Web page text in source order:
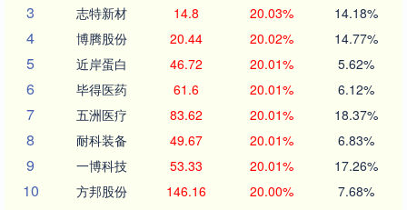
3 志特新材 14.8 20.03% 14.18%
4 博腾股份 20.44 20.02% 14.77%
5 近岸蛋白 46.72 20.01% 5.62%
6 毕得医药 61.6 20.01% 6.12%
7 五洲医疗 83.62 20.01% 18.37%
8 耐科装备 49.67 20.01% 6.83%
9 一博科技 53.33 20.01% 17.26%
10 方邦股份 146.16 20.00% 7.68%